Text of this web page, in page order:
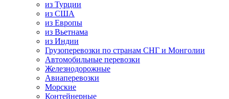
из Турции
из США
из Европы
из Вьетнама
из Индии
Грузоперевозки по странам СНГ и Монголии
Автомобильные перевозки
Железнодорожные
Авиаперевозки
Морские
Контейнерные